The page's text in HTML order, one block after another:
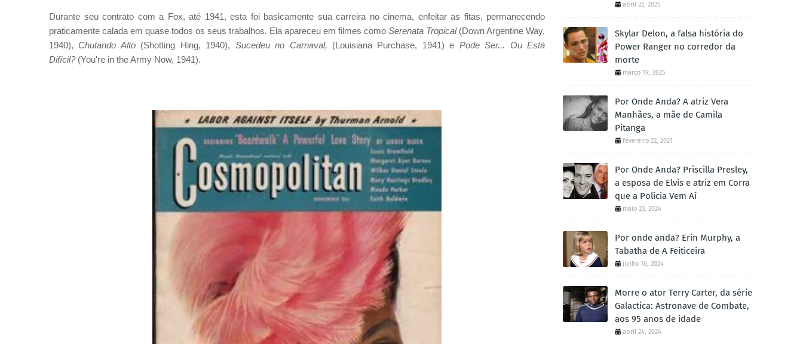
Durante seu contrato com a Fox, até 1941, esta foi basicamente sua carreira no cinema, enfeitar as fitas, permanecendo
praticamente calada em quase todos os seus trabalhos. Ela apareceu em filmes como Serenata Tropical(Down Argentine Way,
1940), Chutando Alto(Shotting Hing, 1940), Sucedeu no Carnaval, (Louisiana Purchase, 1941) e Pode Ser... Ou Está
Difícil?(You're in the Army Now, 1941).
abril 22, 2025
Skylar Delon, a falsa história do
Power Ranger no corredor da
morte
março 19, 2025
Por Onde Anda? A atriz Vera
Manhães, a mãe de Camila
Pitanga
fevereiro 22, 2021
Por Onde Anda? Priscilla Presley,
a esposa de Elvis e atriz em Corra
que a Polícia Vem Aí
maio 23, 2024
Por onde anda? Erin Murphy, a
Tabatha de A Feiticeira
junho 16, 2024
Morre o ator Terry Carter, da série
Galactica: Astronave de Combate,
aos 95 anos de idade
abril 24, 2024